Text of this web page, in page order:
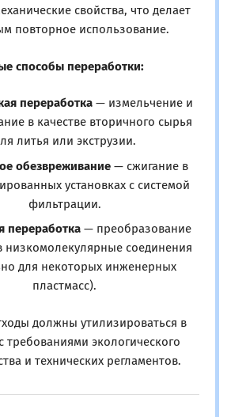
свойства, что делает
повторное использование.
способы переработки:
переработка— измельчение и
в качестве вторичного сырья
литья или экструзии.
обезвреживание — сжигание в
установках с системой
фильтрации.
переработка— преобразование
низкомолекулярные соединения
для некоторых инженерных
пластмасс).
должны утилизироваться в
требованиями экологического
и технических регламентов.